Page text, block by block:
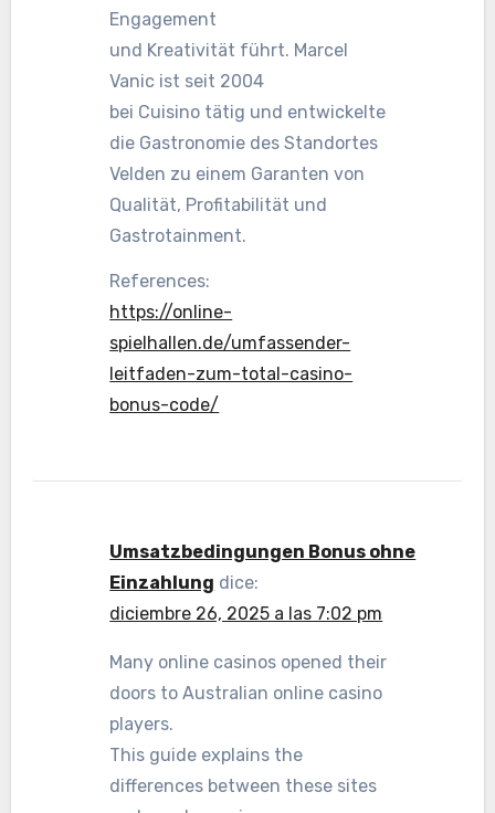
Engagement
und Kreativität führt. Marcel
Vanic ist seit 2004
bei Cuisino tätig und entwickelte
die Gastronomie des Standortes
Velden zu einem Garanten von
Qualität, Profitabilität und
Gastrotainment.
References:
https://online-
spielhallen.de/umfassender-
leitfaden-zum-total-casino-
bonus-code/
Umsatzbedingungen Bonus ohne
Einzahlung dice:
diciembre 26, 2025 a las 7:02 pm
Many online casinos opened their
doors to Australian online casino
players.
This guide explains the
differences between these sites